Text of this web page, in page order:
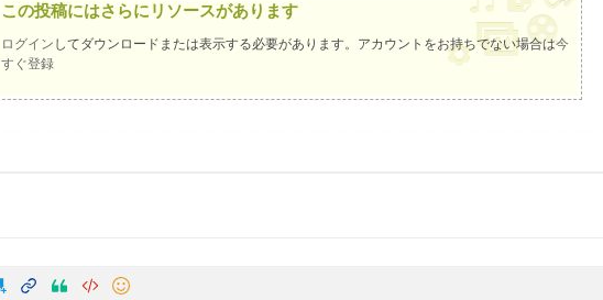
この投稿にはさらにリソースがあります
ログイン してダウンロードまたは表示する必要があります。アカウントをお持ちでない場合は今
すぐ登録